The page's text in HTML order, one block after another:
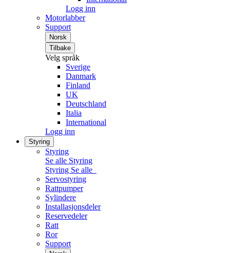
Logg inn
Motorlabber
Support
Norsk
Tilbake
Velg språk
Sverige
Danmark
Finland
UK
Deutschland
Italia
International
Logg inn
Styring
Styring
Se alle Styring
Styring Se alle
Servostyring
Rattpumper
Sylindere
Installasjonsdeler
Reservedeler
Ratt
Ror
Support